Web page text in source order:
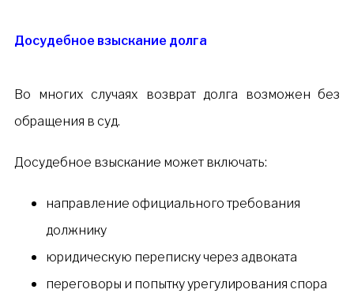
Досудебное взыскание долга
Во многих случаях возврат долга возможен без
обращения в суд.
Досудебное взыскание может включать:
направление официального требования
должнику
юридическую переписку через адвоката
переговоры и попытку урегулирования спора